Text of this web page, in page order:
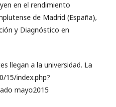
en el rendimiento
de Madrid (España),
y Diagnóstico en
llegan a la universidad. La
15/index.php?
mayo2015